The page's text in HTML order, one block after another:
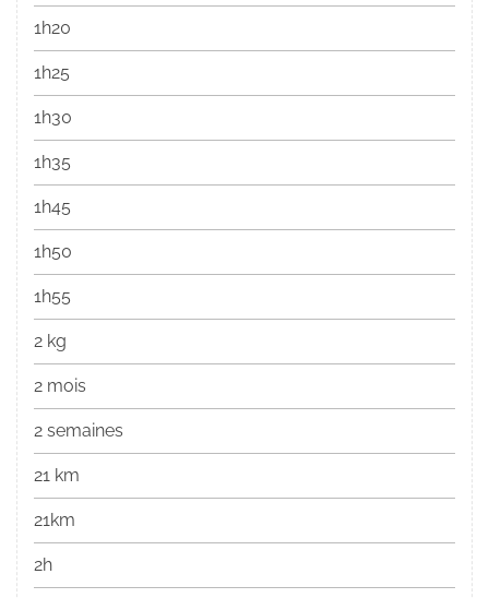
1h20
1h25
1h30
1h35
1h45
1h50
1h55
2 kg
2 mois
2 semaines
21 km
21km
2h